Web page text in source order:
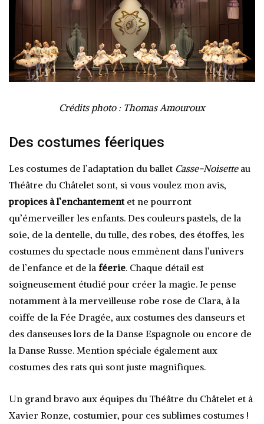
Crédits photo : Thomas Amouroux
Des costumes féeriques
Les costumes de l’adaptation du ballet Casse-Noisetteau
Théâtre du Châtelet sont, si vous voulez mon avis,
propices à l’enchantementet ne pourront
qu’émerveiller les enfants. Des couleurs pastels, de la
soie, de la dentelle, du tulle, des robes, des étoffes, les
costumes du spectacle nous emmènent dans l’univers
de l’enfance et de la féerie. Chaque détail est
soigneusement étudié pour créer la magie. Je pense
notamment à la merveilleuse robe rose de Clara, à la
coiffe de la Fée Dragée, aux costumes des danseurs et
des danseuses lors de la Danse Espagnole ou encore de
la Danse Russe. Mention spéciale également aux
costumes des rats qui sont juste magnifiques.
Un grand bravo aux équipes du Théâtre du Châtelet et à
Xavier Ronze, costumier, pour ces sublimes costumes !